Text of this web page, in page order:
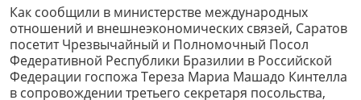
Как сообщили в министерстве международных
отношений и внешнеэкономических связей, Саратов
посетит Чрезвычайный и Полномочный Посол
Федеративной Республики Бразилии в Российской
Федерации госпожа Тереза Мариа Машадо Кинтелла
в сопровождении третьего секретаря посольства,